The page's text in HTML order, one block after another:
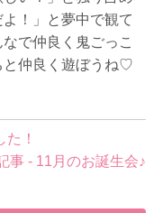
！」と夢中で観て
で仲良く鬼ごっこ
と仲良く遊ぼうね♡
！
事 - 11月のお誕生会♪